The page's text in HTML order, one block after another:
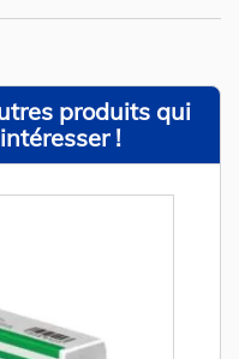
produits qui
!